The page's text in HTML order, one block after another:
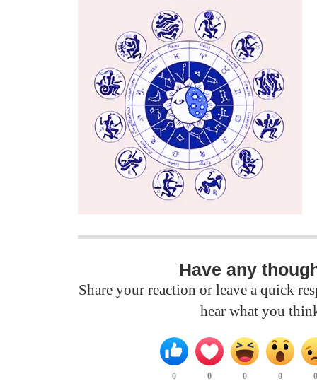
Have any
Share your reaction or leave a quick
hear what you
0 0 0 0